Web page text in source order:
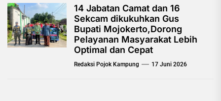
14 Jabatan Camat dan 16
Sekcam dikukuhkan Gus
Bupati Mojokerto,Dorong
Pelayanan Masyarakat Lebih
Optimal dan Cepat
Redaksi Pojok Kampung 17 Juni 2026